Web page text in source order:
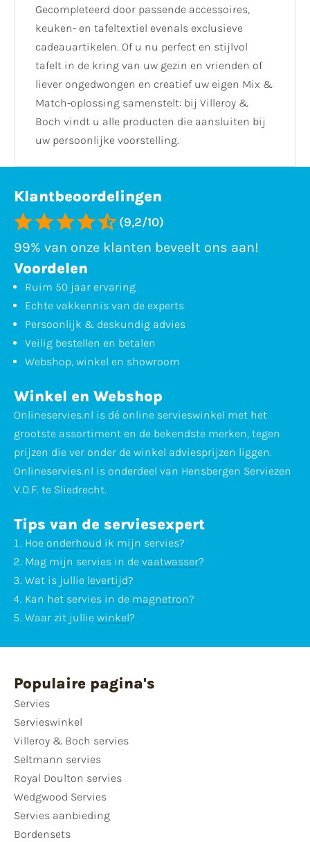
Gecompleteerd door passende accessoires,
keuken- en tafeltextiel evenals exclusieve
cadeauartikelen. Of u nu perfect en stijlvol
tafelt in de kring van uw gezin en vrienden of
liever ongedwongen en creatief uw eigen Mix &
Match-oplossing samenstelt: bij Villeroy &
Boch vindt u alle producten die aansluiten bij
uw persoonlijke voorstelling.
Klantbeoordelingen
(9,2/10)
99% van onze klanten beveelt ons aan!
Voordelen
Ruim 50 jaar ervaring
Echte vakkennis van de experts
Persoonlijk & deskundig advies
Veilig bestellen en betalen
Webshop, winkel en showroom
Winkel en Webshop
Onlineservies.nl is dé online servieswinkel met het
grootste assortiment en de bekendste merken, tegen
prijzen die ver onder de winkel adviesprijzen liggen.
Onlineservies.nl is onderdeel van Hensbergen Serviezen
V.O.F. te Sliedrecht.
Tips van de serviesexpert
Hoe onderhoud ik mijn servies?
Mag mijn servies in de vaatwasser?
Wat is jullie levertijd?
Kan het servies in de magnetron?
Waar zit jullie winkel?
Populaire pagina's
Servies
Servieswinkel
Villeroy & Boch servies
Seltmann servies
Royal Doulton servies
Wedgwood Servies
Servies aanbieding
Bordensets